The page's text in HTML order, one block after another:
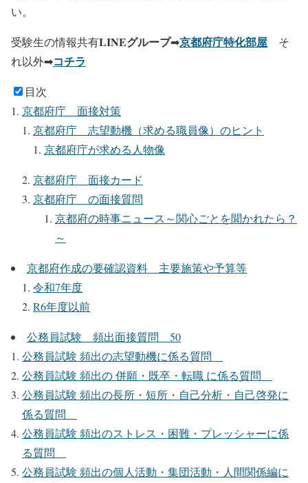
い。
受験生の情報共有LINEグループ➡京都府庁特化部屋 そ
れ以外➡コチラ
目次
京都府庁 面接対策
京都府庁 志望動機（求める職員像）のヒント
京都府庁が求める人物像
京都府庁 面接カード
京都府庁 の面接質問
京都府の時事ニュース～関心ごとを聞かれたら？
～
京都府作成の要確認資料 主要施策や予算等
令和7年度
R6年度以前
公務員試験 頻出面接質問 50
公務員試験 頻出の志望動機に係る質問
公務員試験 頻出の 併願・既卒・転職 に係る質問
公務員試験 頻出の長所・短所・自己分析・自己啓発に
係る質問
公務員試験 頻出のストレス・困難・プレッシャーに係
る質問
公務員試験 頻出の個人活動・集団活動・人間関係編に